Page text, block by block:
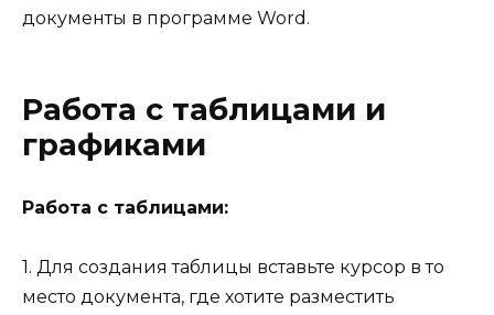
документы в программе Word.
Работа с таблицами и
графиками
Работа с таблицами:
1. Для создания таблицы вставьте курсор в то
место документа, где хотите разместить